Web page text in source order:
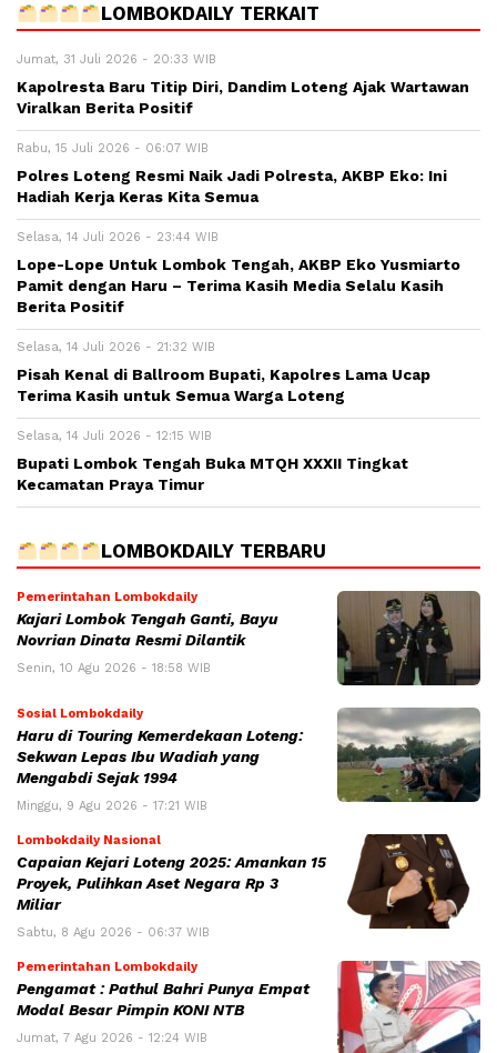
LOMBOKDAILY TERKAIT
Jumat, 31 Juli 2026 - 20:33 WIB
Kapolresta Baru Titip Diri, Dandim Loteng Ajak Wartawan
Viralkan Berita Positif
Rabu, 15 Juli 2026 - 06:07 WIB
Polres Loteng Resmi Naik Jadi Polresta, AKBP Eko: Ini
Hadiah Kerja Keras Kita Semua
Selasa, 14 Juli 2026 - 23:44 WIB
Lope-Lope Untuk Lombok Tengah, AKBP Eko Yusmiarto
Pamit dengan Haru – Terima Kasih Media Selalu Kasih
Berita Positif
Selasa, 14 Juli 2026 - 21:32 WIB
Pisah Kenal di Ballroom Bupati, Kapolres Lama Ucap
Terima Kasih untuk Semua Warga Loteng
Selasa, 14 Juli 2026 - 12:15 WIB
Bupati Lombok Tengah Buka MTQH XXXII Tingkat
Kecamatan Praya Timur
LOMBOKDAILY TERBARU
Pemerintahan Lombokdaily
Kajari Lombok Tengah Ganti, Bayu
Novrian Dinata Resmi Dilantik
Senin, 10 Agu 2026 - 18:58 WIB
Sosial Lombokdaily
Haru di Touring Kemerdekaan Loteng:
Sekwan Lepas Ibu Wadiah yang
Mengabdi Sejak 1994
Minggu, 9 Agu 2026 - 17:21 WIB
Lombokdaily Nasional
Capaian Kejari Loteng 2025: Amankan 15
Proyek, Pulihkan Aset Negara Rp 3
Miliar
Sabtu, 8 Agu 2026 - 06:37 WIB
Pemerintahan Lombokdaily
Pengamat : Pathul Bahri Punya Empat
Modal Besar Pimpin KONI NTB
Jumat, 7 Agu 2026 - 12:24 WIB